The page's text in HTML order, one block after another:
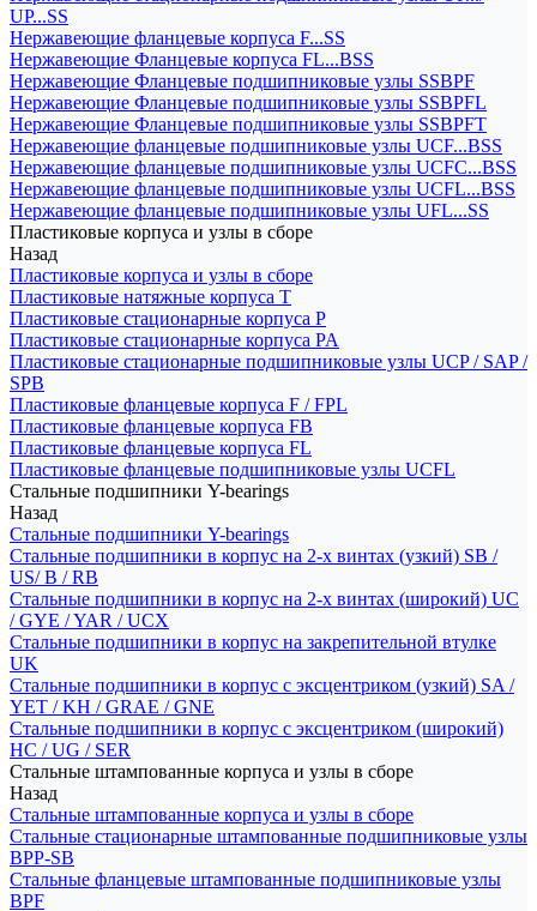
UP...SS
Нержавеющие фланцевые корпуса F...SS
Нержавеющие Фланцевые корпуса FL...BSS
Нержавеющие Фланцевые подшипниковые узлы SSBPF
Нержавеющие Фланцевые подшипниковые узлы SSBPFL
Нержавеющие Фланцевые подшипниковые узлы SSBPFT
Нержавеющие фланцевые подшипниковые узлы UCF...BSS
Нержавеющие фланцевые подшипниковые узлы UCFC...BSS
Нержавеющие фланцевые подшипниковые узлы UCFL...BSS
Нержавеющие фланцевые подшипниковые узлы UFL...SS
Пластиковые корпуса и узлы в сборе
Назад
Пластиковые корпуса и узлы в сборе
Пластиковые натяжные корпуса T
Пластиковые стационарные корпуса P
Пластиковые стационарные корпуса PA
Пластиковые стационарные подшипниковые узлы UCP / SAP /
SPB
Пластиковые фланцевые корпуса F / FPL
Пластиковые фланцевые корпуса FB
Пластиковые фланцевые корпуса FL
Пластиковые фланцевые подшипниковые узлы UCFL
Стальные подшипники Y-bearings
Назад
Стальные подшипники Y-bearings
Стальные подшипники в корпус на 2-х винтах (узкий) SB /
US/ B / RB
Стальные подшипники в корпус на 2-х винтах (широкий) UC
/ GYE / YAR / UCX
Стальные подшипники в корпус на закрепительной втулке
UK
Стальные подшипники в корпус с эксцентриком (узкий) SA /
YET / KH / GRAE / GNE
Стальные подшипники в корпус с эксцентриком (широкий)
HC / UG / SER
Стальные штампованные корпуса и узлы в сборе
Назад
Стальные штампованные корпуса и узлы в сборе
Стальные стационарные штампованные подшипниковые узлы
BPP-SB
Стальные фланцевые штампованные подшипниковые узлы
BPF